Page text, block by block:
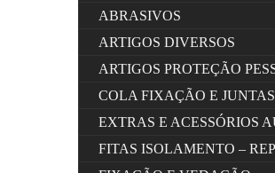
ABRASIVOS
ARTIGOS DIVERSOS
ARTIGOS PROTEÇÃO
COLA FIXAÇÃO E JUNTAS
EXTRAS E ACESSÓRIOS
FITAS ISOLAMENTO –